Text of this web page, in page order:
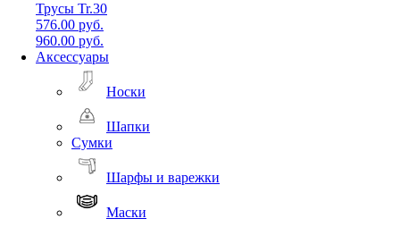
Трусы Tr.30
576.00 руб.
960.00 руб.
Аксессуары
Носки
Шапки
Сумки
Шарфы и варежки
Маски